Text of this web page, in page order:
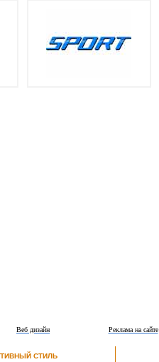
Реклама на сайте
Веб дизайн
СТИЛЬ